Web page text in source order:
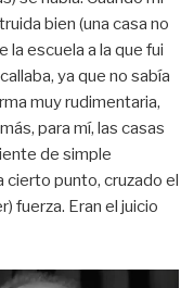
bien (una casa no
la escuela a la que fui
ya que no sabía
muy rudimentaria,
para mí, las casas
de simple
punto, cruzado el
fuerza. Eran el juicio